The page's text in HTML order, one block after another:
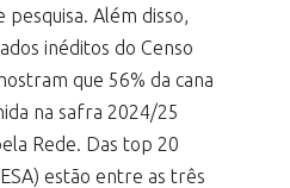
pesquisa. Além disso,
inéditos do Censo
que 56% da cana
na safra 2024/25
Rede. Das top 20
estão entre as três